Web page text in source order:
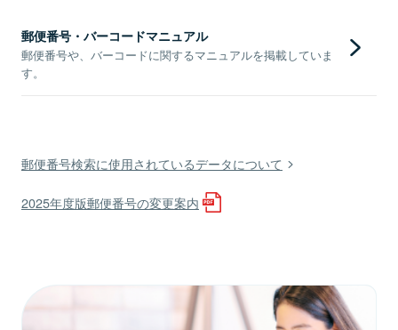
郵便番号・バーコードマニュアル
郵便番号や、バーコードに関するマニュアルを掲載していま
す。
郵便番号検索に使用されているデータについて
2025年度版郵便番号の変更案内